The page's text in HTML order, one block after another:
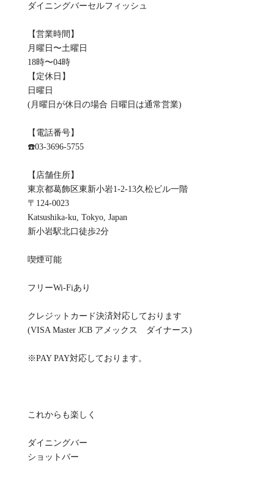
ダイニングバーセルフィッシュ
【営業時間】
月曜日〜土曜日
18時〜04時
【定休日】
日曜日
(月曜日が休日の場合 日曜日は通常営業)
【電話番号】
☎️03-3696-5755
【店舗住所】
東京都葛飾区東新小岩1-2-13久松ビル一階
〒124-0023
Katsushika-ku, Tokyo, Japan
新小岩駅北口徒歩2分
喫煙可能
フリーWi-Fiあり
クレジットカード決済対応しております
(VISA Master JCB アメックス ダイナース)
※PAY PAY対応しております。
これからも楽しく
ダイニングバー
ショットバー